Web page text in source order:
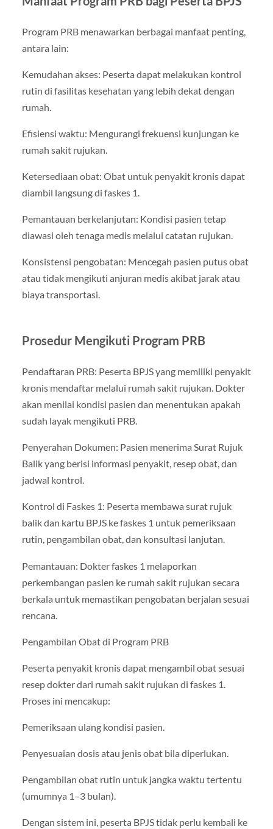
Program PRB menawarkan berbagai manfaat penting,
antara lain:
Kemudahan akses: Peserta dapat melakukan kontrol
rutin di fasilitas kesehatan yang lebih dekat dengan
rumah.
Efisiensi waktu: Mengurangi frekuensi kunjungan ke
rumah sakit rujukan.
Ketersediaan obat: Obat untuk penyakit kronis dapat
diambil langsung di faskes 1.
Pemantauan berkelanjutan: Kondisi pasien tetap
diawasi oleh tenaga medis melalui catatan rujukan.
Konsistensi pengobatan: Mencegah pasien putus obat
atau tidak mengikuti anjuran medis akibat jarak atau
biaya transportasi.
Prosedur Mengikuti Program PRB
Pendaftaran PRB: Peserta BPJS yang memiliki penyakit
kronis mendaftar melalui rumah sakit rujukan. Dokter
akan menilai kondisi pasien dan menentukan apakah
sudah layak mengikuti PRB.
Penyerahan Dokumen: Pasien menerima Surat Rujuk
Balik yang berisi informasi penyakit, resep obat, dan
jadwal kontrol.
Kontrol di Faskes 1: Peserta membawa surat rujuk
balik dan kartu BPJS ke faskes 1 untuk pemeriksaan
rutin, pengambilan obat, dan konsultasi lanjutan.
Pemantauan: Dokter faskes 1 melaporkan
perkembangan pasien ke rumah sakit rujukan secara
berkala untuk memastikan pengobatan berjalan sesuai
rencana.
Pengambilan Obat di Program PRB
Peserta penyakit kronis dapat mengambil obat sesuai
resep dokter dari rumah sakit rujukan di faskes 1.
Proses ini mencakup:
Pemeriksaan ulang kondisi pasien.
Penyesuaian dosis atau jenis obat bila diperlukan.
Pengambilan obat rutin untuk jangka waktu tertentu
(umumnya 1–3 bulan).
Dengan sistem ini, peserta BPJS tidak perlu kembali ke